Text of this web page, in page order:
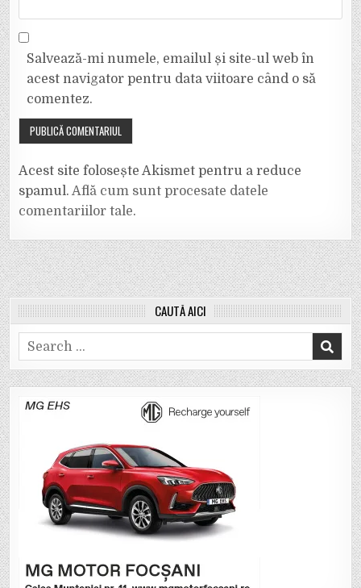
Salvează-mi numele, emailul și site-ul web în
acest navigator pentru data viitoare când o să
comentez.
Acest site folosește Akismet pentru a reduce
spamul.Află cum sunt procesate datele
comentariilor tale.
CAUTĂ AICI
Search
for: